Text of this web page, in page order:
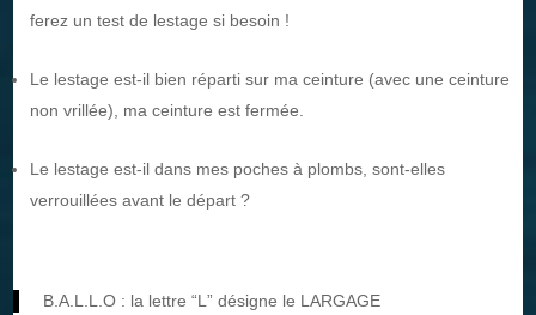
ferez un test de lestage si besoin !
Le lestage est-il bien réparti sur ma ceinture (avec une ceinture
non vrillée), ma ceinture est fermée.
Le lestage est-il dans mes poches à plombs, sont-elles
verrouillées avant le départ ?
B.A.L.L.O : la lettre “L” désigne le LARGAGE